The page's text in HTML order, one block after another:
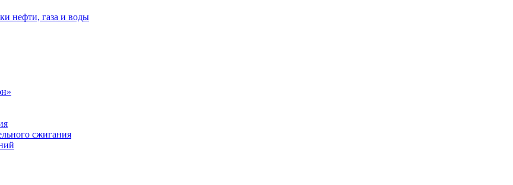
нефти, газа и воды
сжигания